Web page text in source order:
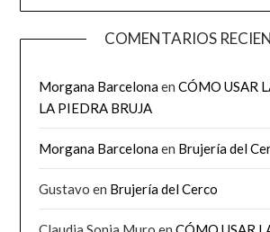
COMENTARIOS
Morgana BarcelonaenCÓMO USAR
LA PIEDRA BRUJA
Morgana Barcelonaen Brujería del
Gustavo en Brujería del Cerco